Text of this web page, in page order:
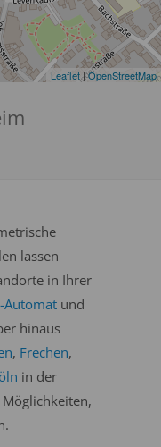
Leaflet|OpenStreetMap
lassen
in Ihrer
Automat und
hinaus
, Frechen,
in der